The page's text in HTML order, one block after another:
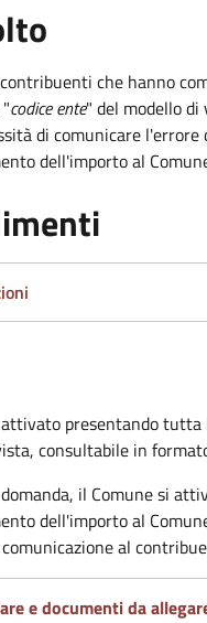
che hanno
codice ente" del modello di
di comunicare l'errore
dell'importo al
presentando tutta
consultabile in
il Comune si
dell'importo al
al
e documenti da